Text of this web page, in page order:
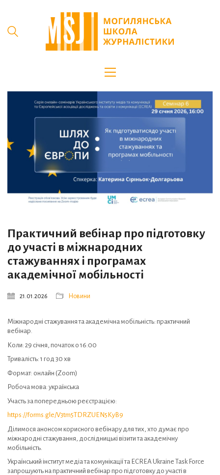
Практичний вебінар про підготовку
до участі в міжнародних
стажуваннях і програмах
академічної мобільності
21.01.2026 Новини
Міжнародні стажування та академічна мобільність: практичний
вебінар.
Коли: 29 січня, початок о 16:00
Тривалість: 1 год 30 хв
Формат: онлайн (Zoom)
Робоча мова: українська
Участь за попередньою реєстрацією:
https://forms.gle/V3tm5TDRZUEN5KyB9
Ділимося анонсом корисного вебінару для тих, хто думає про
міжнародні стажування, дослідницькі візити та академічну
мобільність.
Український інститут медіа та комунікації та ECREA Ukraine Task Force
запрошують на практичний вебінар про підготовку до участі в